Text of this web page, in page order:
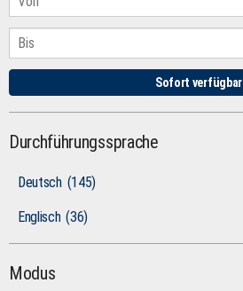
Sofort verfügbar
Durchführungssprache
Deutsch (145)
Englisch (36)
Modus